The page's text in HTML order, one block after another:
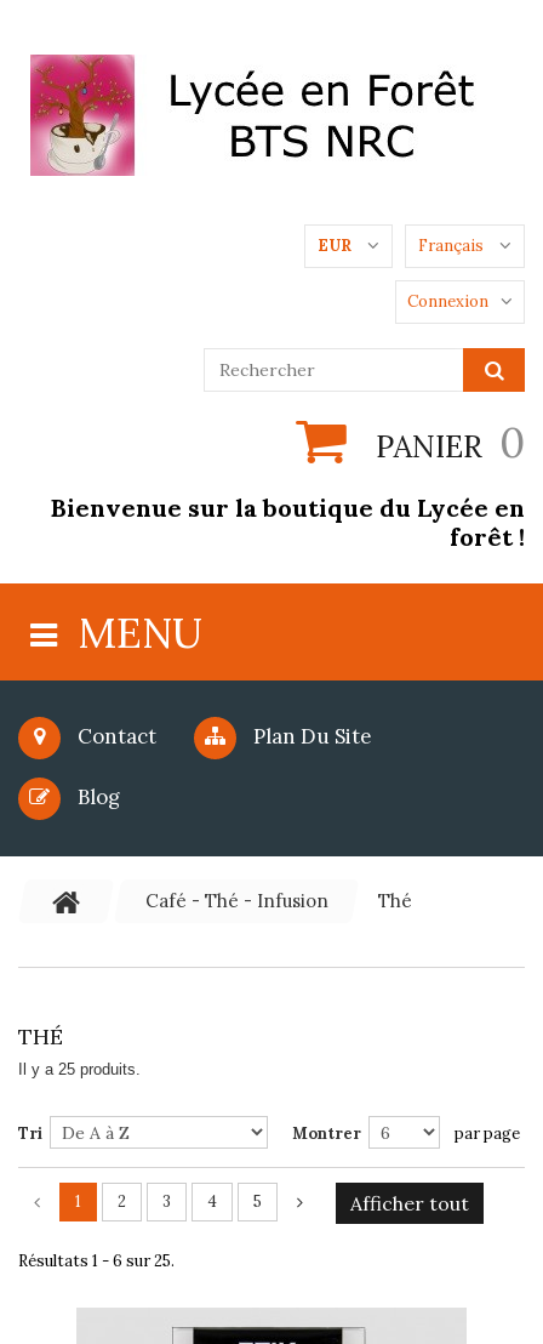
Français
EUR
Connexion
PANIER 0
Bienvenue sur la boutique du Lycée en
forêt !
MENU
Contact Plan Du Site
Blog
Café - Thé - Infusion Thé
THÉ
Il y a 25 produits.
Tri Montrer par page
Afficher tout
1 2 3 4 5
Résultats 1 - 6 sur 25.